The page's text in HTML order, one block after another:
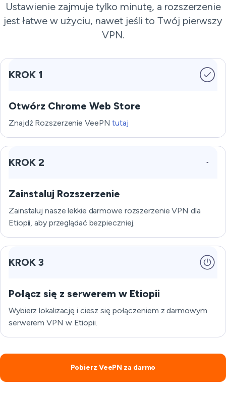
Ustawienie zajmuje tylko minutę, a rozszerzenie
jest łatwe w użyciu, nawet jeśli to Twój pierwszy
VPN.
KROK 1
Otwórz Chrome Web Store
Znajdź Rozszerzenie VeePNtutaj
KROK 2
Zainstaluj Rozszerzenie
Zainstaluj nasze lekkie darmowe rozszerzenie VPN dla
Etiopii, aby przeglądać bezpieczniej.
KROK 3
Połącz się z serwerem w Etiopii
Wybierz lokalizację i ciesz się połączeniem z darmowym
serwerem VPN w Etiopii.
Pobierz VeePN za darmo